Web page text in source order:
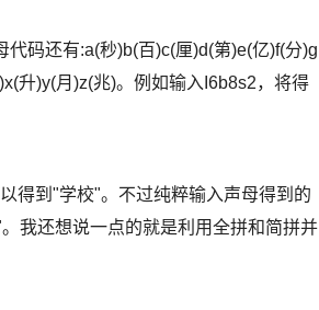
码还有:a(秒)b(百)c(厘)d(第)e(亿)f(分)g
升)y(月)z(兆)。例如输入I6b8s2，将得
到"学校"。不过纯粹输入声母得到的
我还想说一点的就是利用全拼和简拼并